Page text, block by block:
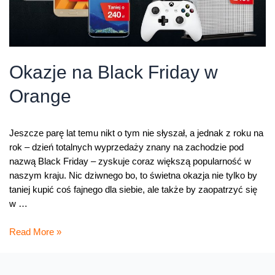
Okazje na Black Friday w
Orange
Jeszcze parę lat temu nikt o tym nie słyszał, a jednak z roku na
rok – dzień totalnych wyprzedaży znany na zachodzie pod
nazwą Black Friday – zyskuje coraz większą popularność w
naszym kraju. Nic dziwnego bo, to świetna okazja nie tylko by
taniej kupić coś fajnego dla siebie, ale także by zaopatrzyć się
w …
Okazje
Read More »